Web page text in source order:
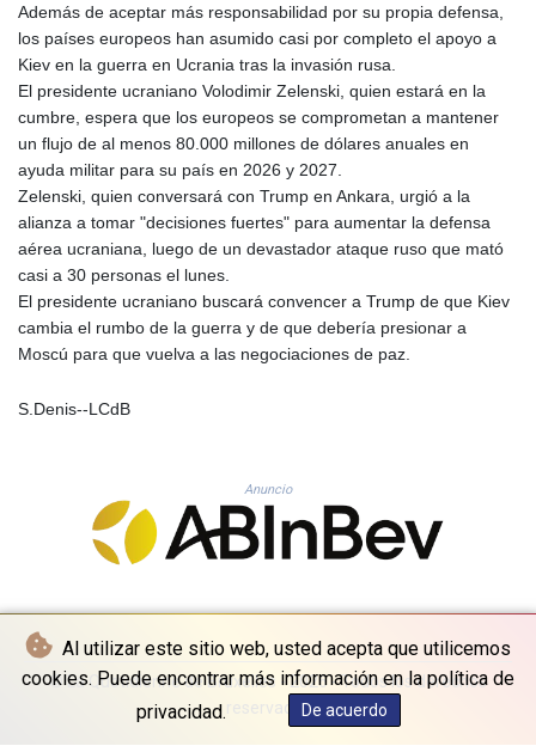
Al utilizar este sitio web, usted acepta que utilicemos
cookies. Puede encontrar más información en la política de
privacidad.
De acuerdo
NPR 175.501819
NZD 1.961547
OMR 0.442445
PAB 1.152686
PEN 3.903651
PGK 5.093937
PHP 70.183258
PKR 320.014324
PLN 4.299905
PYG 6853.914834
RON 5.244583
RSD 117.338542
RUB 94.679224
SDG 694.263698
SEK 10.961095
SGD 1.477661
STD 23929.673396
STN 24.499696
SVC 10.085875
SZL 18.722767
Además de aceptar más responsabilidad por su propia defensa,
los países europeos han asumido casi por completo el apoyo a
Kiev en la guerra en Ucrania tras la invasión rusa.
El presidente ucraniano Volodimir Zelenski, quien estará en la
cumbre, espera que los europeos se comprometan a mantener
un flujo de al menos 80.000 millones de dólares anuales en
ayuda militar para su país en 2026 y 2027.
Zelenski, quien conversará con Trump en Ankara, urgió a la
alianza a tomar "decisiones fuertes" para aumentar la defensa
aérea ucraniana, luego de un devastador ataque ruso que mató
casi a 30 personas el lunes.
El presidente ucraniano buscará convencer a Trump de que Kiev
cambia el rumbo de la guerra y de que debería presionar a
Moscú para que vuelva a las negociaciones de paz.
S.Denis--LCdB
Anuncio
© La Quotidienne de Bruxelles - 2026 - Todos los derechos
reservados